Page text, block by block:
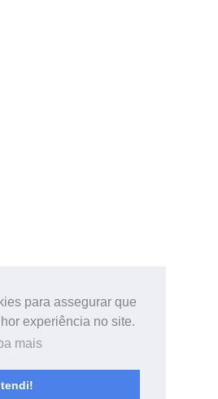
para assegurar que
experiência no site.
mais